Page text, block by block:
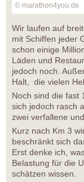
© marathon4you.de
Wir laufen auf
mit Schiffen jeder
schon einige
Läden und
jedoch noch.
Halt, die vielen
Noch sind die fast
sich jedoch rasch
zwei verfallene
Kurz nach Km 3
beschränkt sich
Erst denke ich,
Belastung für die
schätzen wissen.